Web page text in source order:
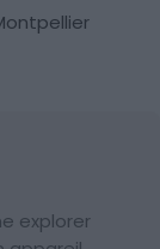
explorer